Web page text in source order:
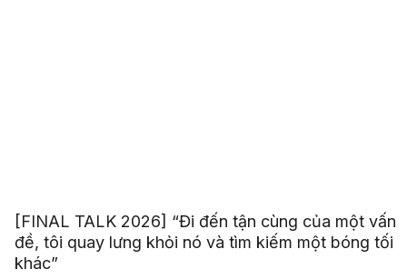
[FINAL TALK 2026] “Đi đến tận cùng của một vấn
đề, tôi quay lưng khỏi nó và tìm kiếm một bóng tối
khác”